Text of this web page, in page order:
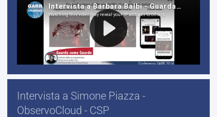
Intervista a Simone Piazza -
ObservoCloud - CSP